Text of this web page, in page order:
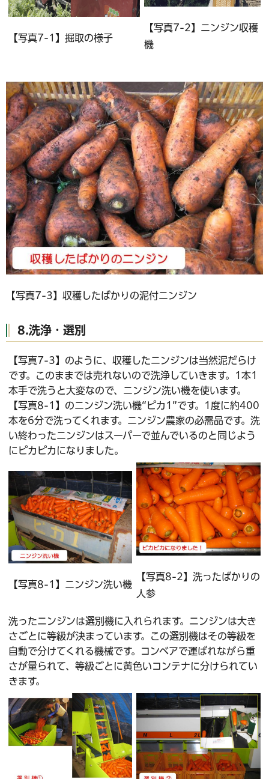
【写真7-1】掘取の様子
【写真7-2】ニンジン収穫
機
【写真7-3】収穫したばかりの泥付ニンジン
8.洗浄・選別
【写真7-3】のように、収穫したニンジンは当然泥だらけ
です。このままでは売れないので洗浄していきます。1本1
本手で洗うと大変なので、ニンジン洗い機を使います。
【写真8-1】のニンジン洗い機“ピカ1”です。1度に約400
本を6分で洗ってくれます。ニンジン農家の必需品です。洗
い終わったニンジンはスーパーで並んでいるのと同じよう
にピカピカになりました。
【写真8-1】ニンジン洗い機
【写真8-2】洗ったばかりの
人参
洗ったニンジンは選別機に入れられます。ニンジンは大き
さごとに等級が決まっています。この選別機はその等級を
自動で分けてくれる機械です。コンベアで運ばれながら重
さが量られて、等級ごとに黄色いコンテナに分けられてい
きます。